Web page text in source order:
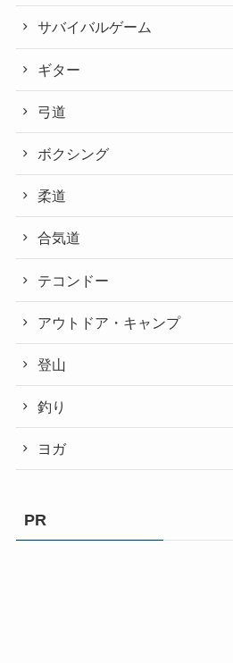
サバイバルゲーム
ギター
弓道
ボクシング
柔道
合気道
テコンドー
アウトドア・キャンプ
登山
釣り
ヨガ
PR